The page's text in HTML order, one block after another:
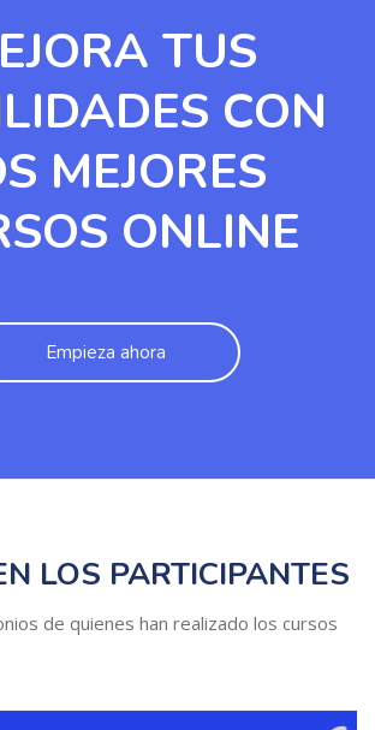
TUS
CON
MEJORES
ONLINE
Empieza ahora
LOS PARTICIPANTES
de quienes han realizado los cursos